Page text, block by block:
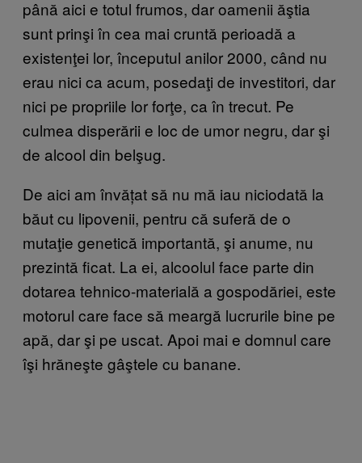
până aici e totul frumos, dar oamenii ăştia
sunt prinşi în cea mai cruntă perioadă a
existenţei lor, începutul anilor 2000, când nu
erau nici ca acum, posedaţi de investitori, dar
nici pe propriile lor forţe, ca în trecut. Pe
culmea disperării e loc de umor negru, dar şi
de alcool din belşug.
De aici am învățat să nu mă iau niciodată la
băut cu lipovenii, pentru că suferă de o
mutaţie genetică importantă, şi anume, nu
prezintă ficat. La ei, alcoolul face parte din
dotarea tehnico-materială a gospodăriei, este
motorul care face să meargă lucrurile bine pe
apă, dar şi pe uscat. Apoi mai e domnul care
îşi hrăneşte gâştele cu banane.